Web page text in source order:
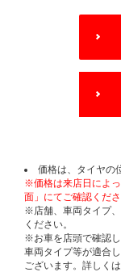
OPTIONS
価格は、タイヤの
※価格は来店日によ
面」にてご確認くださ
※店舗、車両タイプ
ください。
※お車を店頭で確認
車両タイプ等が適合
ございます。詳しく